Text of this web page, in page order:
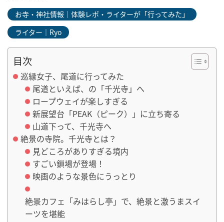
お寺・神社情報｜体験レポ・ライターが「行ってみた」
ライター｜Ryo
目次
巡縁女子、尾道に行ってみた
尾道といえば、の「千光寺」へ
ロープウェイが楽しすぎる
新展望台「PEAK（ピーク）」に立ち寄る
山道下って、千光寺へ
絶景の寺院。千光寺とは？
見どころがありすぎる境内
すごい鎖場が登場！
映画のような景色にうっとり
絶景カフェ「みはらし亭」で、絶景と激うまスイ
ーツを堪能